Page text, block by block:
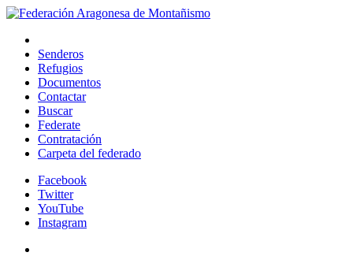
Senderos
Refugios
Documentos
Contactar
Buscar
Federate
Contratación
Carpeta del federado
Facebook
Twitter
YouTube
Instagram